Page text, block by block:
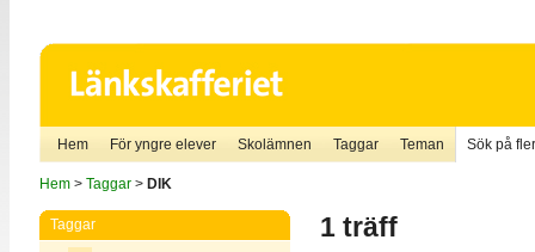
Hem För yngre elever Skolämnen Taggar Teman Sök på
Hem> Taggar> DIK
Taggar 1 träff